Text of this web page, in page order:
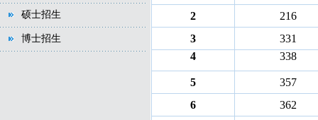
硕士招生
博士招生
2
216
3
331
4
338
5
357
6
362